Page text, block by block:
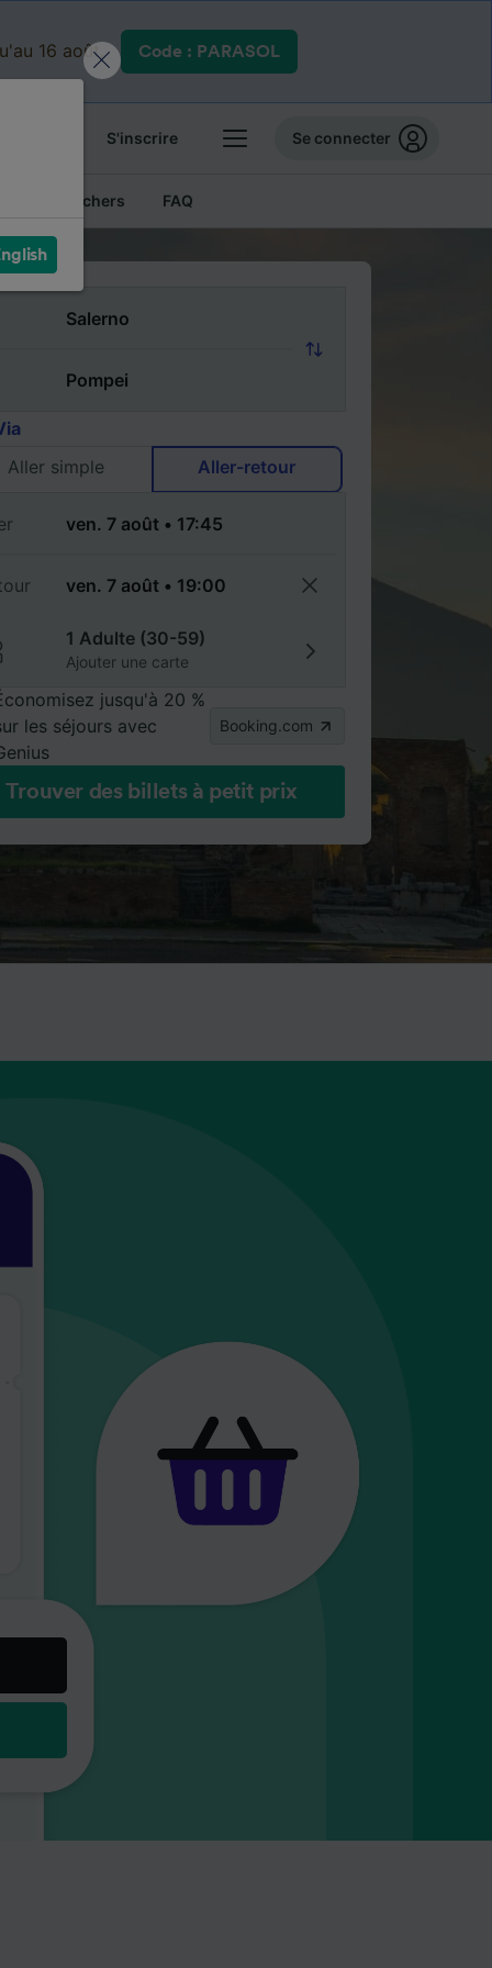
16 août. Code : PARASOL
S'inscrire Se connecter
Billets pas chers FAQ
Aller simple
Aller-retour
1 Adulte (30-59)
Ajouter une carte
jusqu'à 20 %
les séjours avec
Booking.com
Trouver des billets à petit prix